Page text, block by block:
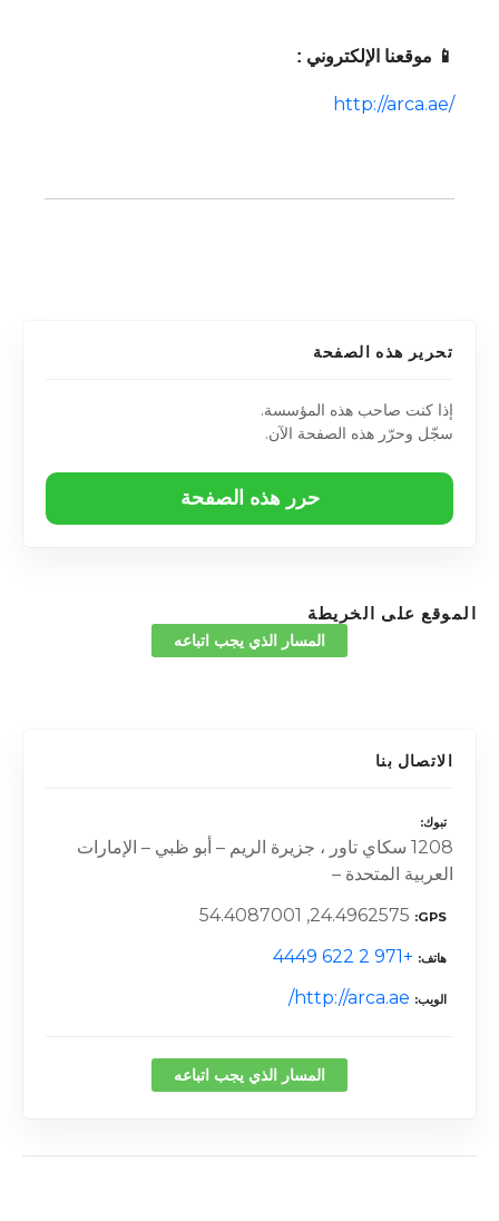
📱 موقعنا الإلكتروني :
http://arca.ae/
تحرير هذه الصفحة
إذا كنت صاحب هذه المؤسسة.
سجّل وحرّر هذه الصفحة الآن.
حرر هذه الصفحة
الموقع على الخريطة
المسار الذي يجب اتباعه
الاتصال بنا
تبوك
1208 سكاي تاور ، جزيرة الريم – أبو ظبي – الإمارات
العربية المتحدة –
GPS
24.4962575, 54.4087001
هاتف +971 2 622 4449
الويب http://arca.ae/
المسار الذي يجب اتباعه